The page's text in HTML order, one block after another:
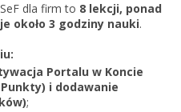
dla firm to 8 lekcji, ponad
około 3 godziny nauki.
Portalu w Koncie
i dodawanie
;